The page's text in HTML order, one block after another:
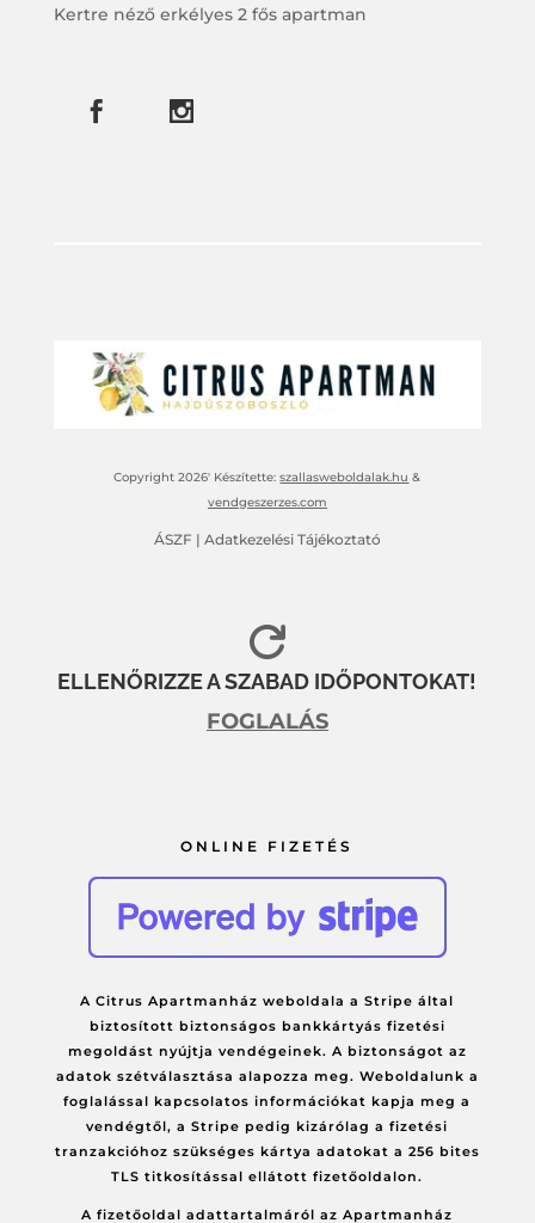
Kertre néző erkélyes 2 fős apartman
 
Copyright 2026′ Készítette:szallasweboldalak.hu &
vendgeszerzes.com
ÁSZF | Adatkezelési Tájékoztató

ELLENŐRIZZE A SZABAD IDŐPONTOKAT!
FOGLALÁS
ONLINE FIZETÉS
A Citrus Apartmanház weboldala a Stripe által
biztosított biztonságos bankkártyás fizetési
megoldást nyújtja vendégeinek. A biztonságot az
adatok szétválasztása alapozza meg. Weboldalunk a
foglalással kapcsolatos információkat kapja meg a
vendégtől, a Stripe pedig kizárólag a fizetési
tranzakcióhoz szükséges kártya adatokat a 256 bites
TLS titkosítással ellátott fizetőoldalon.
A fizetőoldal adattartalmáról az Apartmanház